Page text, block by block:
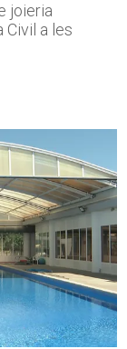
joieria
Civil a les